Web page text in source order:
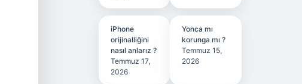
iPhone
orijinalliğini
nasıl anlarız ?
Temmuz 17,
2026
Yonca mı
korunga mı ?
Temmuz 15,
2026